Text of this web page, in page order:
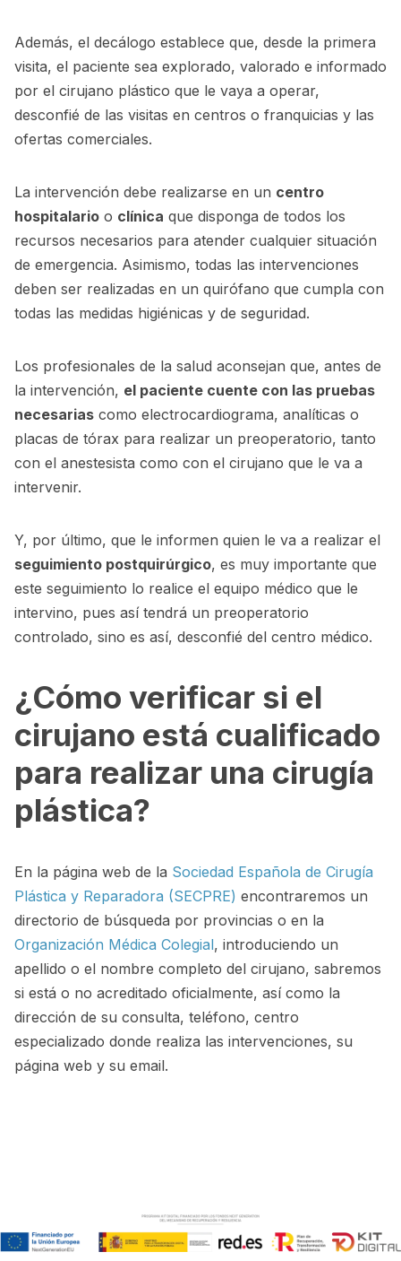
Además, el decálogo establece que, desde la primera
visita, el paciente sea explorado, valorado e informado
por el cirujano plástico que le vaya a operar,
desconfié de las visitas en centros o franquicias y las
ofertas comerciales.
La intervención debe realizarse en un centro
hospitalario o clínica que disponga de todos los
recursos necesarios para atender cualquier situación
de emergencia. Asimismo, todas las intervenciones
deben ser realizadas en un quirófano que cumpla con
todas las medidas higiénicas y de seguridad.
Los profesionales de la salud aconsejan que, antes de
la intervención, el paciente cuente con las pruebas
necesarias como electrocardiograma, analíticas o
placas de tórax para realizar un preoperatorio, tanto
con el anestesista como con el cirujano que le va a
intervenir.
Y, por último, que le informen quien le va a realizar el
seguimiento postquirúrgico, es muy importante que
este seguimiento lo realice el equipo médico que le
intervino, pues así tendrá un preoperatorio
controlado, sino es así, desconfié del centro médico.
¿Cómo verificar si el
cirujano está cualificado
para realizar una cirugía
plástica?
En la página web de la Sociedad Española de Cirugía
Plástica y Reparadora (SECPRE) encontraremos un
directorio de búsqueda por provincias o en la
Organización Médica Colegial, introduciendo un
apellido o el nombre completo del cirujano, sabremos
si está o no acreditado oficialmente, así como la
dirección de su consulta, teléfono, centro
especializado donde realiza las intervenciones, su
página web y su email.